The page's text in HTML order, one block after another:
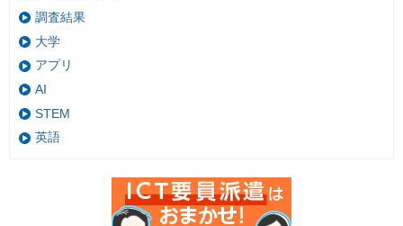
調査結果
大学
アプリ
AI
STEM
英語